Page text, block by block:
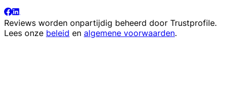
Reviews worden onpartijdig beheerd door Trustprofile.
Lees onze beleid en algemene voorwaarden.